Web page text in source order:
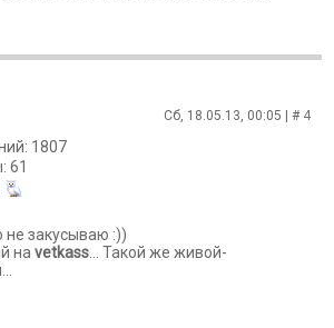
Сб, 18.05.13, 00:05 | # 4
1807
61
не закусываю :))
наvetkass... Такой же живой-